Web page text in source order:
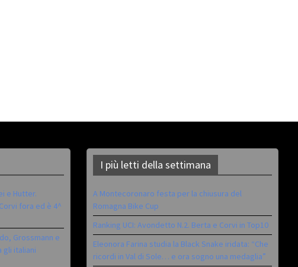
e Hutter.
fora ed è 4^
Grossmann e
gli italiani
I più letti della settimana
A Montecoronaro festa per la chiusura del
Romagna Bike Cup
Ranking UCI: Avondetto N.2. Berta e Corvi in Top10
Eleonora Farina studia la Black Snake iridata: “Che
ricordi in Val di Sole… e ora sogno una medaglia”